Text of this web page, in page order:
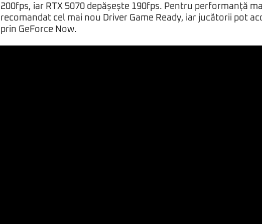
200fps, iar RTX 5070 depășește 190fps. Pentru performanță
recomandat cel mai nou Driver Game Ready, iar jucătorii pot
prin GeForce Now.